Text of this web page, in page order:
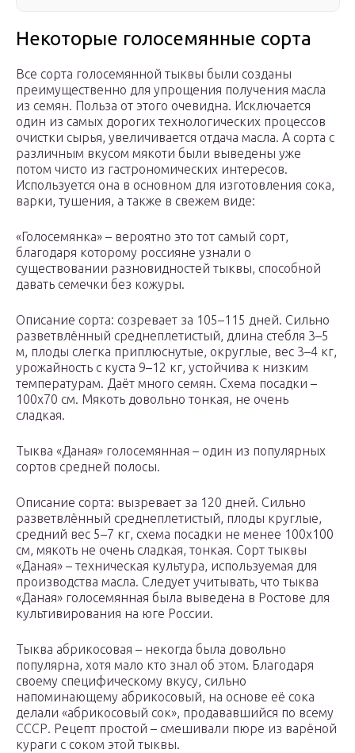
Некоторые голосемянные сорта
Все сорта голосемянной тыквы были созданы
преимущественно для упрощения получения масла
из семян. Польза от этого очевидна. Исключается
один из самых дорогих технологических процессов
очистки сырья, увеличивается отдача масла. А сорта с
различным вкусом мякоти были выведены уже
потом чисто из гастрономических интересов.
Используется она в основном для изготовления сока,
варки, тушения, а также в свежем виде:
«Голосемянка» – вероятно это тот самый сорт,
благодаря которому россияне узнали о
существовании разновидностей тыквы, способной
давать семечки без кожуры.
Описание сорта: созревает за 105–115 дней. Сильно
разветвлённый среднеплетистый, длина стебля 3–5
м, плоды слегка приплюснутые, округлые, вес 3–4 кг,
урожайность с куста 9–12 кг, устойчива к низким
температурам. Даёт много семян. Схема посадки –
100х70 см. Мякоть довольно тонкая, не очень
сладкая.
Тыква «Даная» голосемянная – один из популярных
сортов средней полосы.
Описание сорта: вызревает за 120 дней. Сильно
разветвлённый среднеплетистый, плоды круглые,
средний вес 5–7 кг, схема посадки не менее 100х100
см, мякоть не очень сладкая, тонкая. Сорт тыквы
«Даная» – техническая культура, используемая для
производства масла. Следует учитывать, что тыква
«Даная» голосемянная была выведена в Ростове для
культивирования на юге России.
Тыква абрикосовая – некогда была довольно
популярна, хотя мало кто знал об этом. Благодаря
своему специфическому вкусу, сильно
напоминающему абрикосовый, на основе её сока
делали «абрикосовый сок», продававшийся по всему
СССР. Рецепт простой – смешивали пюре из варёной
кураги с соком этой тыквы.